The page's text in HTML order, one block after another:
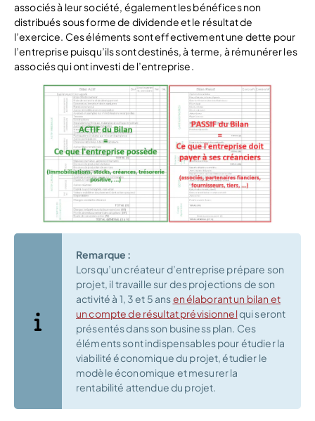
associés à leur société, également les bénéfices non
distribués sous forme de dividende et le résultat de
l’exercice. Ces éléments sont effectivement une dette pour
l’entreprise puisqu’ils sont destinés, à terme, à rémunérer les
associés qui ont investi de l’entreprise.
Remarque :
Lorsqu’un créateur d’entreprise prépare son
projet, il travaille sur des projections de son
activité à 1, 3 et 5 ansen élaborant un bilan et
un compte de résultat prévisionnelqui seront
présentés dans son business plan. Ces
éléments sont indispensables pour étudier la
viabilité économique du projet, étudier le
modèle économique et mesurer la
rentabilité attendue du projet.